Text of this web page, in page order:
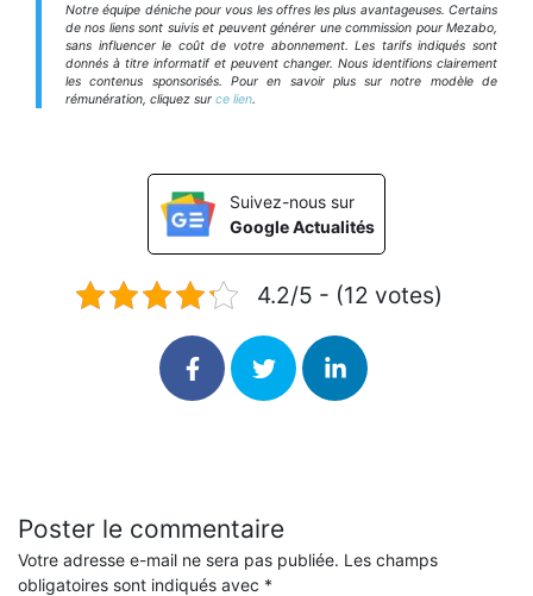
Notre équipe déniche pour vous les offres les plus avantageuses. Certains
de nos liens sont suivis et peuvent générer une commission pour Mezabo,
sans influencer le coût de votre abonnement. Les tarifs indiqués sont
donnés à titre informatif et peuvent changer. Nous identifions clairement
les contenus sponsorisés. Pour en savoir plus sur notre modèle de
rémunération, cliquez sur ce lien.
Suivez-nous sur
Google Actualités
4.2/5 - (12 votes)
Poster le commentaire
Votre adresse e-mail ne sera pas publiée. Les champs
obligatoires sont indiqués avec *